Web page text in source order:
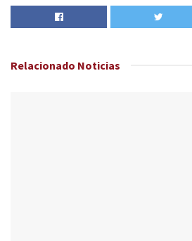
Relacionado Noticias